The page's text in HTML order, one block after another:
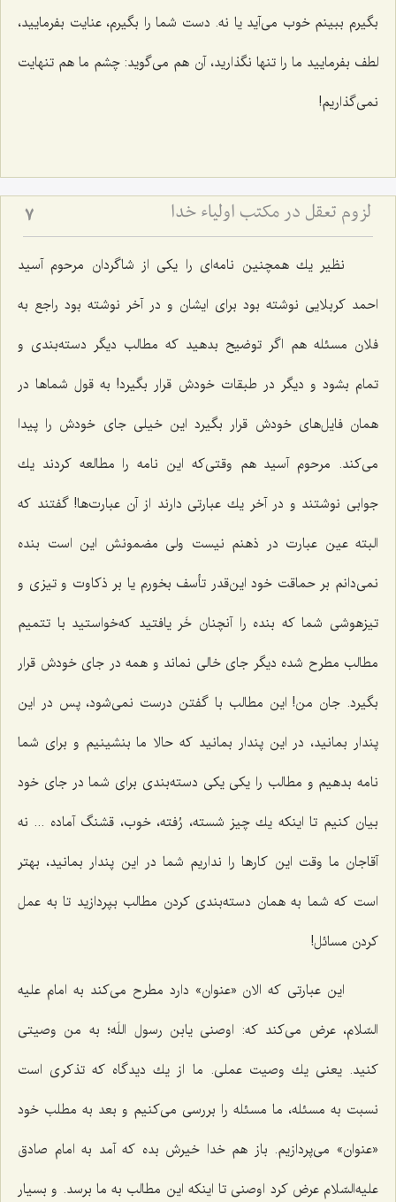
بگیرم ببینم خوب می‌آید یا نه. دست شما را بگیرم، عنایت بفرمایید،
لطف بفرمایید ما را تنها نگذارید، آن هم می‌گوید: چشم ما هم تنهایت
نمی‌گذاریم!
لزوم تعقل در مکتب اولیاء خدا 7
نظیر یك همچنین نامه‌ای را یكی از شاگردان مرحوم آسید
احمد كربلایی نوشته بود برای ایشان و در آخر نوشته بود راجع به
فلان مسئله هم اگر توضیح بدهید كه مطالب دیگر دسته‌بندی و
تمام بشود و دیگر در طبقات خودش قرار بگیرد! به قول شماها در
همان فایل‌های خودش قرار بگیرد این خیلی جای خودش را پیدا
می‌كند. مرحوم آسید هم وقتی‌كه این نامه را مطالعه كردند یك
جوابی نوشتند و در آخر یك عبارتی دارند از آن عبارت‌ها! گفتند كه
البته عین عبارت در ذهنم نیست ولی مضمونش این است بنده
نمی‌دانم بر حماقت خود این‌قدر تأسف بخورم یا بر ذكاوت و تیزی و
تیزهوشی شما كه بنده را آنچنان خَر یافتید كه‌خواستید با تتمیم
مطالب مطرح شده دیگر جای خالی نماند و همه در جای خودش قرار
بگیرد. جان من! این مطالب با گفتن درست نمی‌شود، پس در این
پندار بمانید، در این پندار بمانید كه حالا ما بنشینیم و برای شما
نامه بدهیم و مطالب را یكی یكی دسته‌بندی برای شما در جای خود
بیان كنیم تا اینكه یك چیز شسته، رُفته، خوب، قشنگ آماده ... نه
آقاجان ما وقت این كارها را نداریم شما در این پندار بمانید، بهتر
است كه شما به همان دسته‌بندی كردن مطالب بپردازید تا به عمل
كردن مسائل!
این عبارتی كه الان «عنوان» دارد مطرح می‌كند به امام علیه
السّلام، عرض می‌كند كه: اوصنی یابن رسول اللَه؛ به من وصیتی
كنید. یعنی یك وصیت عملی. ما از یك دیدگاه كه تذكری است
نسبت به مسئله، ما مسئله را بررسی می‌كنیم و بعد به مطلب خود
«عنوان» می‌پردازیم. باز هم خدا خیرش بده كه آمد به امام صادق
علیه‌السّلام عرض كرد اوصنی تا اینكه این مطالب به ما برسد. و بسیار